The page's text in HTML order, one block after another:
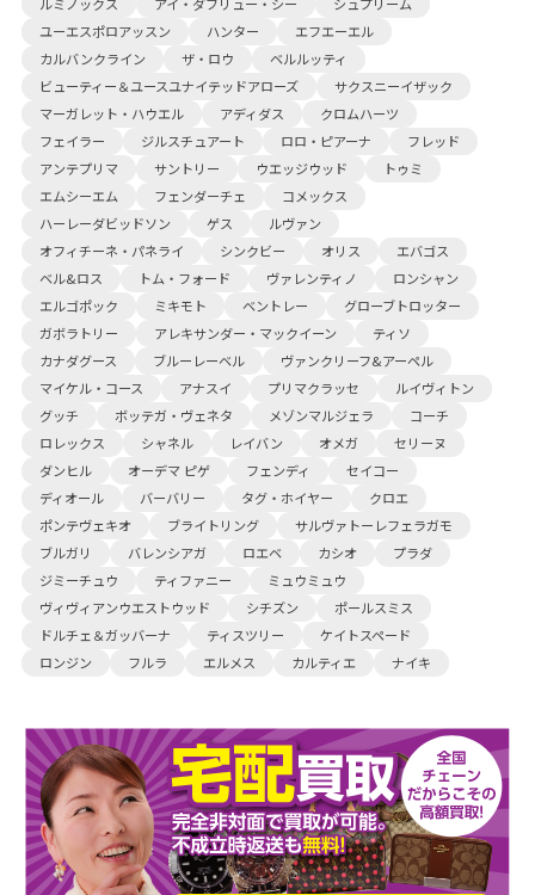
ルミノックス アイ・ダブリュー・シー
シュプリーム
ユーエスポロアッスン
ハンター
エフエーエル
カルバンクライン
ザ・ロウ
ベルルッティ
ビューティー＆ユースユナイテッドアローズ
サクスニーイザック
マーガレット・ハウエル
アディダス
クロムハーツ
フェイラー
ジルスチュアート ロロ・ピアーナ
フレッド
アンテプリマ
サントリー ウエッジウッド
トゥミ
エムシーエム
フェンダーチェ
コメックス
ハーレーダビッドソン
ゲス
ルヴァン
オフィチーネ・パネライ
シンクビー オリス
エバゴス
ベル&ロス
トム・フォード ヴァレンティノ
ロンシャン
エルゴポック
ミキモト ベントレー
グローブトロッター
ガボラトリー
アレキサンダー・マックイーン
ティソ
カナダグース
ブルーレーベル
ヴァンクリーフ&アーペル
マイケル・コース
アナスイ プリマクラッセ
ルイヴィトン
グッチ
ボッテガ・ヴェネタ メゾンマルジェラ
コーチ
ロレックス
シャネル レイバン オメガ
セリーヌ
ダンヒル
オーデマ ピゲ フェンディ
セイコー
ディオール
バーバリー タグ・ホイヤー
クロエ
ポンテヴェキオ
ブライトリング
サルヴァトーレフェラガモ
ブルガリ
バレンシアガ ロエベ カシオ
プラダ
ジミーチュウ
ティファニー
ミュウミュウ
ヴィヴィアンウエストウッド
シチズン
ポールスミス
ドルチェ＆ガッバーナ
ティスツリー
ケイトスペード
ロンジン
フルラ エルメス カルティエ ナイキ